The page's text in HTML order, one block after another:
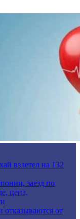
взлетел на 132
заезд по
цена,
от